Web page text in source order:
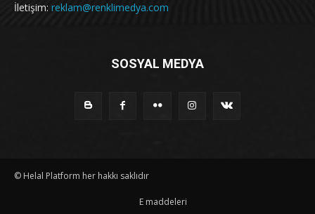
İletişim: reklam@renklimedya.com
SOSYAL MEDYA
© Helal Platform her hakkı saklıdır
E maddeleri